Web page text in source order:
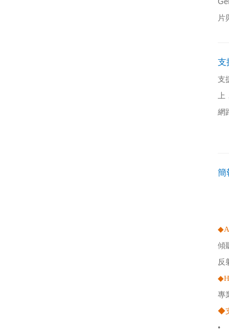
片
支
支
網
簡
◆
傾
反
◆
專
◆
•